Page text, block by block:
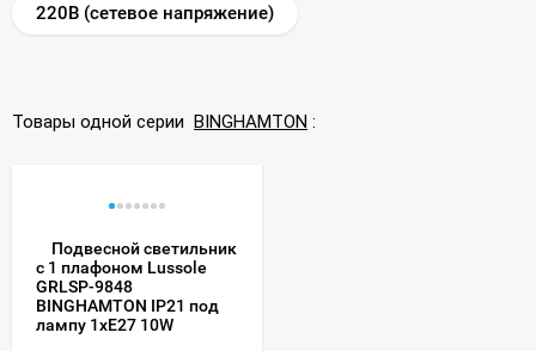
220В (сетевое напряжение)
Товары одной серии BINGHAMTON :
Подвесной светильник
с 1 плафоном Lussole
GRLSP-9848
BINGHAMTON IP21 под
лампу 1xE27 10W